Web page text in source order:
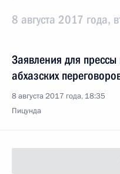
8 августа 2017 года,
Заявления для
абхазских
8 августа 2017 года, 18:35
Пицунда